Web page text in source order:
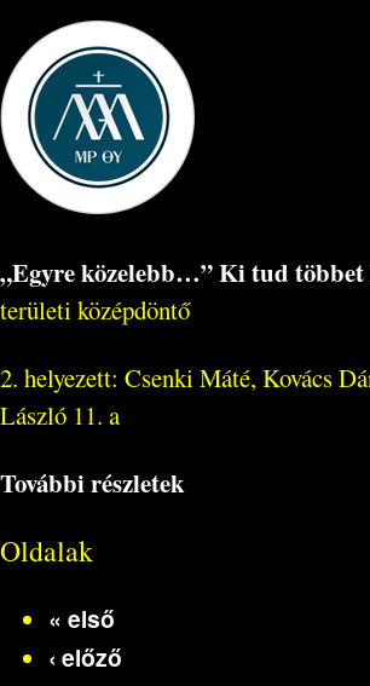
„Egyre közelebb…” Ki tud
területi középdöntő
2. helyezett: Csenki Máté, Kovács
László 11. a
További részletek
Oldalak
« első
‹ előző